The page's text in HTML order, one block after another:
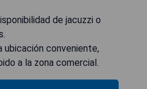
de jacuzzi o
ubicación conveniente,
a la zona comercial.